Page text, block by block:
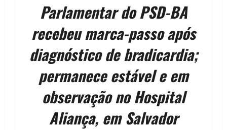
Parlamentar do PSD-BA
recebeu marca-passo após
diagnóstico de bradicardia;
permanece estável e em
observação no Hospital
Aliança, em Salvador